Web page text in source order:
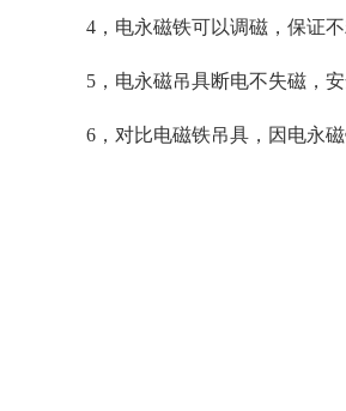
4，电永磁铁可以调磁，保证
5，电永磁吊具断电不失磁，
6，对比电磁铁吊具，因电永